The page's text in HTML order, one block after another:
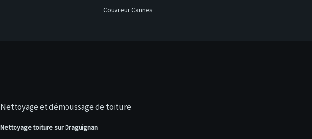
Couvreur Cannes
Nettoyage et démoussage de toiture
Nettoyage toiture sur Draguignan